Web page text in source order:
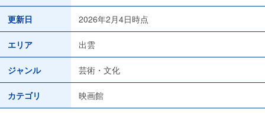
更新日 2026年2月4日時点
エリア 出雲
ジャンル 芸術・文化
カテゴリ 映画館